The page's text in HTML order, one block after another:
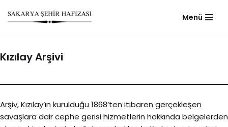
content
Menü
Kızılay Arşivi
Arşiv, Kızılay’ın kurulduğu 1868’ten itibaren gerçekleşen
savaşlara dair cephe gerisi hizmetlerin hakkında belgelerden